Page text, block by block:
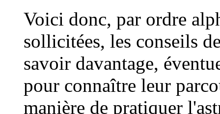
Voici donc, par ordre
sollicitées, les conseils
savoir davantage,
pour connaître leur
manière de pratiquer